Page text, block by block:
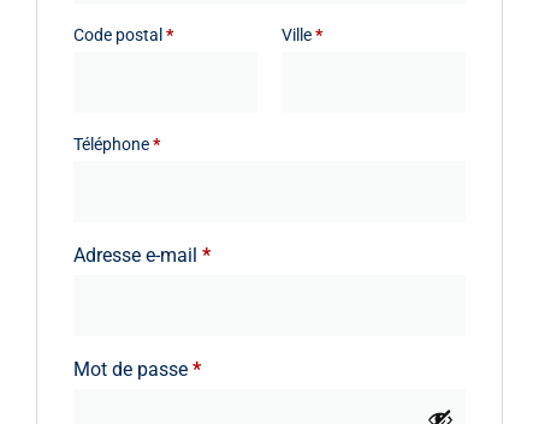
Code postal * Ville*
Téléphone*
Adresse e-mail *
Mot de passe *